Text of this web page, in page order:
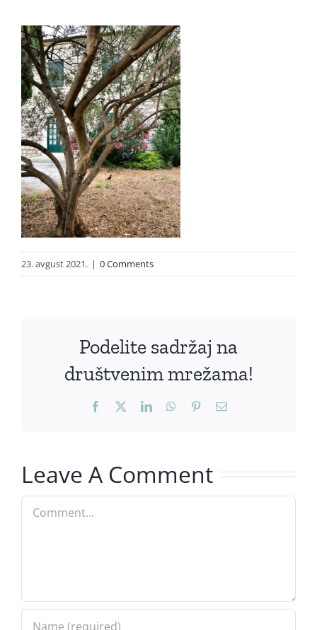
23. avgust 2021. | 0 Comments
Podelite sadržaj na
društvenim mrežama!
Facebook LinkedInWhatsApp
PinterestEmail
Leave A Comment
Comment